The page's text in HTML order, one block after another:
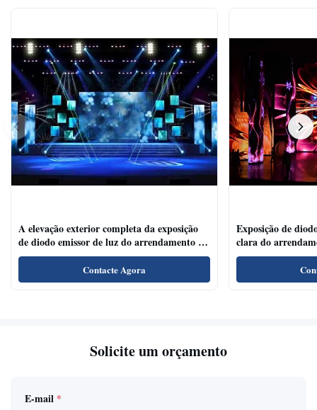
A elevação exterior completa da exposição
de diodo emissor de luz do arrendamento da
cor P4.81 refresca o ângulo de visão largo da
Contacte Agora
Exposição de
clara do
para salões de
Solicite um orçamento
E-mail *